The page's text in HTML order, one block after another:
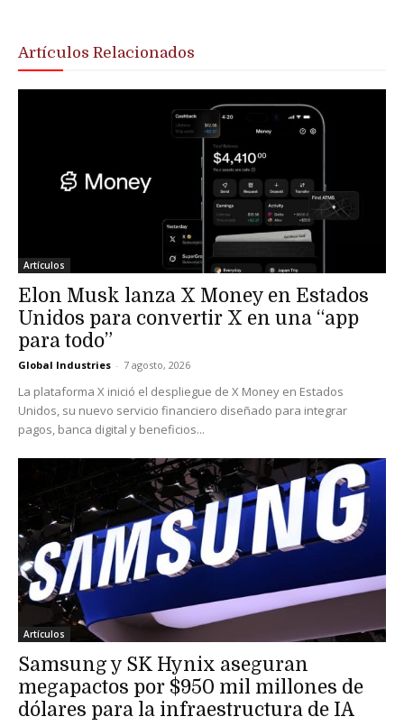
Artículos Relacionados
Artículos
Elon Musk lanza X Money en Estados
Unidos para convertir X en una “app
para todo”
Global Industries - 7 agosto, 2026
La plataforma X inició el despliegue de X Money en Estados
Unidos, su nuevo servicio financiero diseñado para integrar
pagos, banca digital y beneficios...
Artículos
Samsung y SK Hynix aseguran
megapactos por $950 mil millones de
dólares para la infraestructura de IA